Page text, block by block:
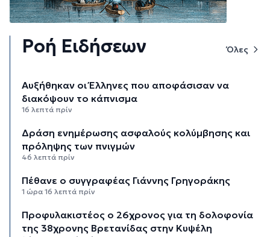
Ροή Ειδήσεων Όλες
Αυξήθηκαν οι Έλληνες που αποφάσισαν να
διακόψουν το κάπνισμα
16 λεπτά πρίν
Δράση ενημέρωσης ασφαλούς κολύμβησης και
πρόληψης των πνιγμών
46 λεπτά πρίν
Πέθανε ο συγγραφέας Γιάννης Γρηγοράκης
1 ώρα 16 λεπτά πρίν
Προφυλακιστέος ο 26χρονος για τη δολοφονία
της 38χρονης Βρετανίδας στην Κυψέλη